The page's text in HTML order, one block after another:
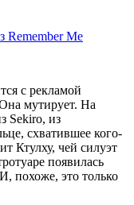
Remember Me
с рекламой
мутирует. На
Sekiro, из
схватившее кого-
Ктулху, чей силуэт
появилась
похоже, это только